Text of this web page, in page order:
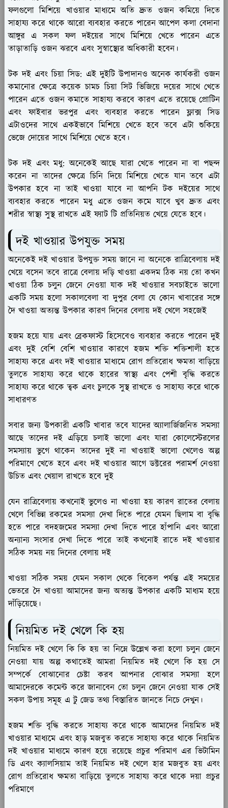
ফলগুলো মিশিয়ে খাওয়ার মাধ্যমে অতি দ্রুত ওজন কমিয়ে দিতে
সাহায্য করে থাকে আরো ব্যবহার করতে পারেন আপেল কলা বেদানা
আঙ্গুর এ সকল ফল দইয়ের সাথে মিশিয়ে খেতে পারেন এতে
তাড়াতাড়ি ওজন ঝরবে এবং সুস্বাস্থ্যের অধিকারী হবেন।
টক দই এবং চিয়া সিড: এই দুইটি উপাদানও অনেক কার্যকরী ওজন
কমানোর ক্ষেত্রে কয়েক চামচ চিয়া সিট ভিজিয়ে দয়ের সাথে খেতে
পারেন এতে ওজন কমাতে সাহায্য করবে কারণ এতে রয়েছে প্রোটিন
এবং ফাইবার ভরপুর এবং ব্যবহার করতে পারেন ফ্লাক্স সিড
এটাওদের সাথে একইভাবে মিশিয়ে খেতে হবে তবে এটা শুকিয়ে
ভেজে দোয়ের সাথে মিশিয়ে খেতে হবে।
টক দই এবং মধু: অনেকেই আছে যারা খেতে পারেন না বা পছন্দ
করেন না তাদের ক্ষেত্রে চিনি দিয়ে মিশিয়ে খেতে যান তবে এটা
উপকার হবে না তাই খাওয়া যাবে না আপনি টক দইয়ের সাথে
ব্যবহার করতে পারেন মধু এতে ওজন কমে যাবে খুব দ্রুত এবং
শরীর স্বাস্থ্য সুস্থ রাখতে এই ফ্যাট টি প্রতিনিয়ত খেয়ে যেতে হবে।
দই খাওয়ার উপযুক্ত সময়
অনেকেই দই খাওয়ার উপযুক্ত সময় জানে না অনেকে রাত্রিবেলায় দই
খেয়ে বসেন তবে রাত্রে বেলায় দড়ি খাওয়া একদম ঠিক নয় তো কখন
খাওয়া ঠিক চলুন জেনে নেওয়া যাক দই খাওয়ার সবচাইতে ভালো
একটি সময় হলো সকালবেলা বা দুপুর বেলা যে কোন খাবারের সঙ্গে
দৈ খাওয়া অত্যন্ত উপকার কারণ দিনের বেলায় দই খেলে সহজেই
হজম হয়ে যায় এবং ব্রেকফাস্ট হিসেবেও ব্যবহার করতে পারেন দুই
এবং দুই বেশি বেশি খাওয়ার কারণে হজম শক্তি শক্তিশালী হতে
সাহায্য করে এবং দই খাওয়ার মাধ্যমে রোগ প্রতিরোধ ক্ষমতা বাড়িয়ে
তুলতে সাহায্য করে থাকে হারের স্বাস্থ্য এবং পেশী বৃদ্ধি করতে
সাহায্য করে থাকে ত্বক এবং চুলকে সুস্থ রাখতে ও সাহায্য করে থাকে
সাধারণত
সবার জন্য উপকারী একটি খাবার তবে যাদের অ্যালার্জিজনিত সমস্যা
আছে তাদের দই এড়িয়ে চলাই ভালো এবং যারা কোলেস্টেরলের
সমস্যায় ভুগে থাকেন তাদের দুই না খাওয়াই ভালো খেলেও অল্প
পরিমাণে খেতে হবে এবং দই খাওয়ার আগে ডক্টরের পরামর্শ নেওয়া
উচিত এবং খেয়াল রাখতে হবে দুই
যেন রাত্রিবেলায় কখনোই ভুলেও না খাওয়া হয় কারণ রাতের বেলায়
খেলে বিভিন্ন রকমের সমস্যা দেখা দিতে পারে যেমন ছিলাম বা বৃদ্ধি
হতে পারে বদহজমের সমস্যা দেখা দিতে পারে হাঁপানি এবং আরো
অন্যান্য সংসার দেখা দিতে পারে তাই কখনোই রাতে দই খাওয়ার
সঠিক সময় নয় দিনের বেলায় দই
খাওয়া সঠিক সময় যেমন সকাল থেকে বিকেল পর্যন্ত এই সময়ের
ভেতরে দৈ খাওয়া আমাদের জন্য অত্যন্ত উপকার একটি মাধ্যম হয়ে
দাঁড়িয়েছে।
নিয়মিত দই খেলে কি হয়
নিয়মিত দই খেলে কি কি হয় তা নিম্নে উল্লেখ করা হলো চলুন জেনে
নেওয়া যায় অল্প কথাতেই আমরা নিয়মিত দই খেলে কি হয় সে
সম্পর্কে বোঝানোর চেষ্টা করব আপনার বোঝার সমস্যা হলে
আমাদেরকে কমেন্ট করে জানাবেন তো চলুন জেনে নেওয়া যাক সেই
সকল উপায় সমূহ এ টু জেড তথ্য বিস্তারিত জানতে নিচে দেখুন।
হজম শক্তি বৃদ্ধি করতে সাহায্য করে থাকে আমাদের নিয়মিত দই
খাওয়ার মাধ্যমে এবং হাড় মজবুত করতে সাহায্য করে থাকে নিয়মিত
দই খাওয়ার মাধ্যমে কারণ হয়ে রয়েছে প্রচুর পরিমাণ এর ভিটামিন
ডি এবং ক্যালসিয়াম তাই নিয়মিত দই খেলে হার মজবুত হয় এবং
রোগ প্রতিরোধ ক্ষমতা বাড়িয়ে তুলতে সাহায্য করে থাকে দয়া প্রচুর
পরিমাণে